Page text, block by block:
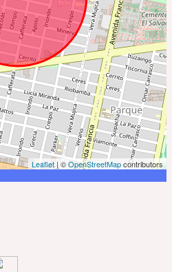
Leaflet| ©OpenStreetMapcontributors